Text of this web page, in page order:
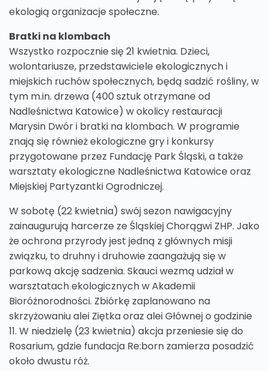
ekologią organizacje społeczne.
Bratki na klombach
Wszystko rozpocznie się 21 kwietnia. Dzieci,
wolontariusze, przedstawiciele ekologicznych i
miejskich ruchów społecznych, będą sadzić rośliny, w
tym m.in. drzewa (400 sztuk otrzymane od
Nadleśnictwa Katowice) w okolicy restauracji
Marysin Dwór i bratki na klombach. W programie
znają się również ekologiczne gry i konkursy
przygotowane przez Fundację Park Śląski, a także
warsztaty ekologiczne Nadleśnictwa Katowice oraz
Miejskiej Partyzantki Ogrodniczej.
W sobotę (22 kwietnia) swój sezon nawigacyjny
zainaugurują harcerze ze Śląskiej Chorągwi ZHP. Jako
że ochrona przyrody jest jedną z głównych misji
związku, to druhny i druhowie zaangażują się w
parkową akcję sadzenia. Skauci wezmą udział w
warsztatach ekologicznych w Akademii
Bioróżnorodności. Zbiórkę zaplanowano na
skrzyżowaniu alei Ziętka oraz alei Głównej o godzinie
11. W niedzielę (23 kwietnia) akcja przeniesie się do
Rosarium, gdzie fundacja Re:born zamierza posadzić
około dwustu róż.